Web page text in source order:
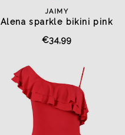
JAIMY
Alena sparkle bikini pink
€34,99